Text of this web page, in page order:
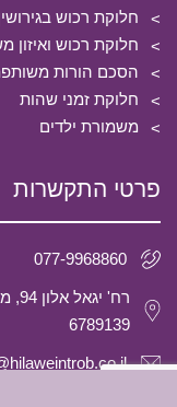
חלוקת רכוש
חלוקת רכוש ואיזון
הסכם הורות
חלוקת זמני שהות
משמורת ילדים
פרטי התקשרות
077-9968860
6789139